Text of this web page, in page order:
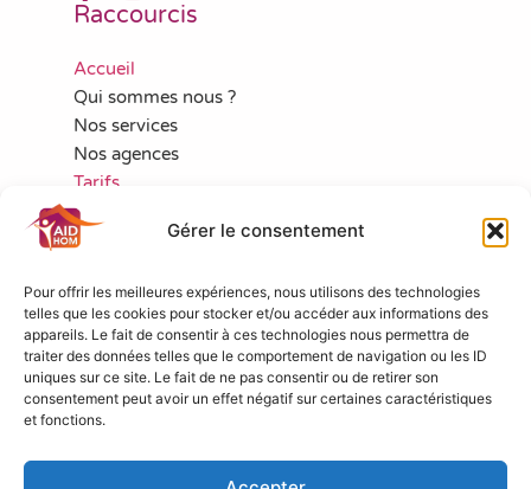
Gérer le consentement
Pour offrir les meilleures expériences, nous utilisons des technologies
telles que les cookies pour stocker et/ou accéder aux informations des
appareils. Le fait de consentir à ces technologies nous permettra de
traiter des données telles que le comportement de navigation ou les ID
uniques sur ce site. Le fait de ne pas consentir ou de retirer son
consentement peut avoir un effet négatif sur certaines caractéristiques
et fonctions.
Raccourcis
Accueil
Qui sommes nous ?
Nos services
Nos agences
Tarifs
Aides financières
Actualités
Nous contacter
Politique de cookies (UE)
Nous contacter
contact@aidhom.fr
03 90 40 28 00
67300 SCHILTIGHEIM